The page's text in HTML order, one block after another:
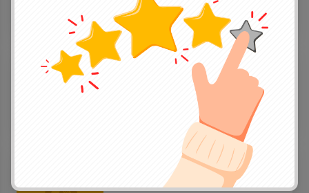
Antwerpen, ул. Пушкинская 38
км
₴ 69,00
50 ml
Коньяк Jean Fillioux COQ
(0)
Antwerpen, ул. Пушкинская 38
0.9
Віскі Jack Daniels